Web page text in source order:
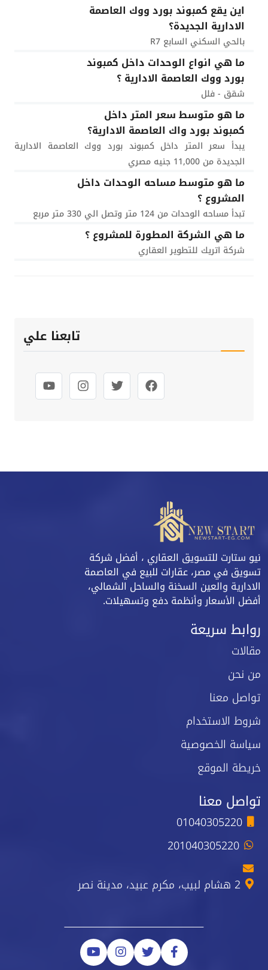
اين يقع كمبوند بورد ووك العاصمة
الادارية الجديدة؟
بالحي السكني السابع R7
ما هي انواع الوحدات داخل كمبوند
بورد ووك العاصمة الادارية ؟
شقق - فلل
ما هو متوسط سعر المتر داخل
كمبوند بورد واك العاصمة الادارية؟
يبدأ سعر المتر داخل كمبوند بورد ووك العاصمة الادارية
الجديدة من 11,000 جنيه مصري
ما هو متوسط مساحه الوحدات داخل
المشروع ؟
تبدأ مساحه الوحدات من 124 متر وتصل الي 330 متر مربع
ما هي الشركة المطورة للمشروع ؟
شركة اتريك للتطوير العقاري
تابعنا علي
نيو ستارت للتسويق العقاري ، أفضل شركة
تسويق في مصر، عقارات للبيع في العاصمة
الادارية والعين السخنة والساحل الشمالي،
أفضل الأسعار وأنظمة دفع وتسهيلات.
روابط سريعة
مقالات
من نحن
تواصل معنا
شروط الاستخدام
سياسة الخصوصية
خريطة الموقع
تواصل معنا
01040305220
201040305220
2 هشام لبيب، مكرم عبيد، مدينة نصر